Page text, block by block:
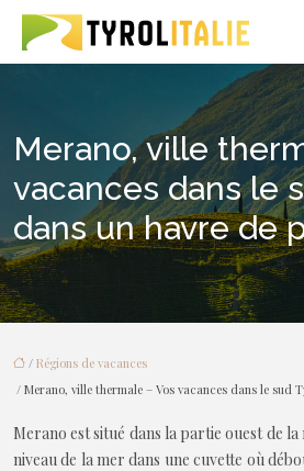
Merano, ville
vacances dans le
dans un havre de
/ Régions de vacances
/ Merano, ville thermale – Vos vacances dans le sud
Merano est situé dans la partie ouest de
niveau de la mer dans une cuvette où